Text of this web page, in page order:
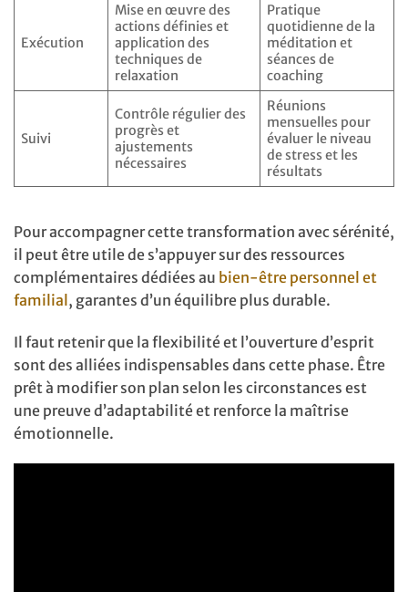
Exécution
Mise en œuvre des
actions définies et
application des
techniques de
relaxation
Pratique
quotidienne de la
méditation et
séances de
coaching
Suivi
Contrôle régulier des
progrès et
ajustements
nécessaires
Réunions
mensuelles pour
évaluer le niveau
de stress et les
résultats
Pour accompagner cette transformation avec sérénité,
il peut être utile de s’appuyer sur des ressources
complémentaires dédiées au bien-être personnel et
familial, garantes d’un équilibre plus durable.
Il faut retenir que la flexibilité et l’ouverture d’esprit
sont des alliées indispensables dans cette phase. Être
prêt à modifier son plan selon les circonstances est
une preuve d’adaptabilité et renforce la maîtrise
émotionnelle.